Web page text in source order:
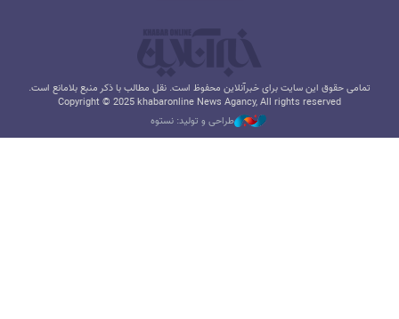
تمامی حقوق این سایت برای خبرآنلاین محفوظ است. نقل مطالب با ذکر منبع بلامانع است.
Copyright © 2025 khabaronline News Agancy, All rights reserved
طراحی و تولید: نستوه